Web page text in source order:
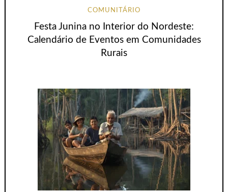
COMUNITÁRIO
Festa Junina no Interior do Nordeste:
Calendário de Eventos em Comunidades
Rurais